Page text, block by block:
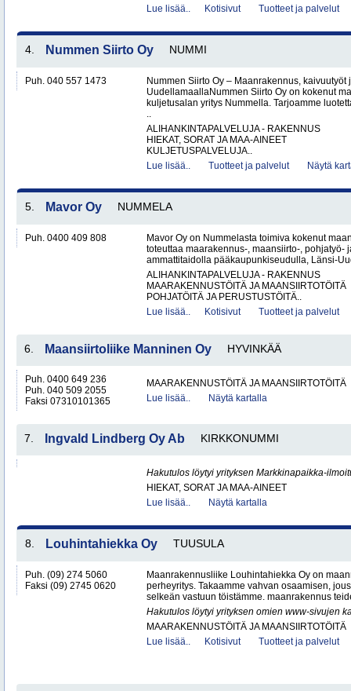
Lue lisää..
Kotisivut Tuotteet ja palvelut
4. Nummen Siirto Oy NUMMI
Puh. 040 557 1473
Nummen Siirto Oy – Maanrakennus,
UudellamaallaNummen Siirto Oy on kokenut
kuljetusalan yritys Nummella. Tarjoamme
..
ALIHANKINTAPALVELUJA - RAKENNUS
HIEKAT, SORAT JA MAA-AINEET
KULJETUSPALVELUJA..
Lue lisää..
Tuotteet ja palvelut Näytä
5. Mavor Oy NUMMELA
Puh. 0400 409 808
Mavor Oy on Nummelasta toimiva kokenut
toteuttaa maarakennus-, maansiirto-, pohjatyö-
ammattitaidolla pääkaupunkiseudulla, Länsi-
ALIHANKINTAPALVELUJA - RAKENNUS
MAARAKENNUSTÖITÄ JA MAANSIIRTOTÖITÄ
POHJATÖITÄ JA PERUSTUSTÖITÄ..
Lue lisää..
Kotisivut Tuotteet ja palvelut
6. Maansiirtoliike Manninen Oy HYVINKÄÄ
Puh. 0400 649 236
Puh. 040 509 2055
Faksi 07310101365
MAARAKENNUSTÖITÄ JA MAANSIIRTOTÖITÄ
Lue lisää..
Näytä kartalla
7. Ingvald Lindberg Oy Ab KIRKKONUMMI
Hakutulos löytyi yrityksen Markkinapaikka-
HIEKAT, SORAT JA MAA-AINEET
Lue lisää..
Näytä kartalla
8. Louhintahiekka Oy TUUSULA
Puh. (09) 274 5060
Faksi (09) 2745 0620
Maanrakennusliike Louhintahiekka Oy on
perheyritys. Takaamme vahvan osaamisen,
selkeän vastuun töistämme. maanrakennus
Hakutulos löytyi yrityksen omien www-sivujen
MAARAKENNUSTÖITÄ JA MAANSIIRTOTÖITÄ
Lue lisää..
Kotisivut Tuotteet ja palvelut